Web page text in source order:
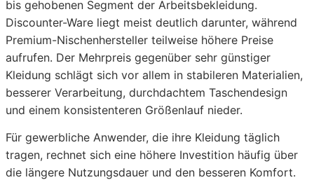
bis gehobenen Segment der Arbeitsbekleidung.
Discounter-Ware liegt meist deutlich darunter, während
Premium-Nischenhersteller teilweise höhere Preise
aufrufen. Der Mehrpreis gegenüber sehr günstiger
Kleidung schlägt sich vor allem in stabileren Materialien,
besserer Verarbeitung, durchdachtem Taschendesign
und einem konsistenteren Größenlauf nieder.
Für gewerbliche Anwender, die ihre Kleidung täglich
tragen, rechnet sich eine höhere Investition häufig über
die längere Nutzungsdauer und den besseren Komfort.